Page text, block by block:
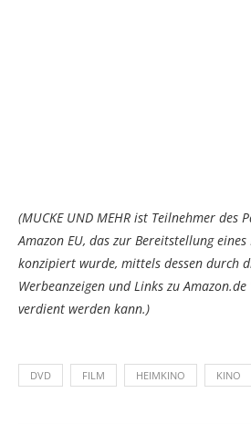
(MUCKE UND MEHR ist Teilnehmer des
Amazon EU, das zur Bereitstellung
konzipiert wurde, mittels dessen durch
Werbeanzeigen und Links zu
verdient werden kann.)
DVD FILM HEIMKINO KINO